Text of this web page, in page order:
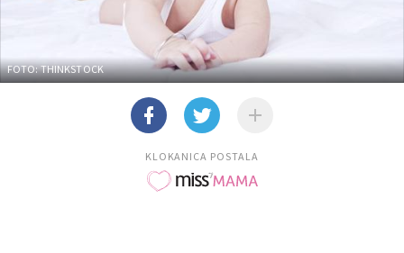
FOTO: THINKSTOCK
KLOKANICA POSTALA